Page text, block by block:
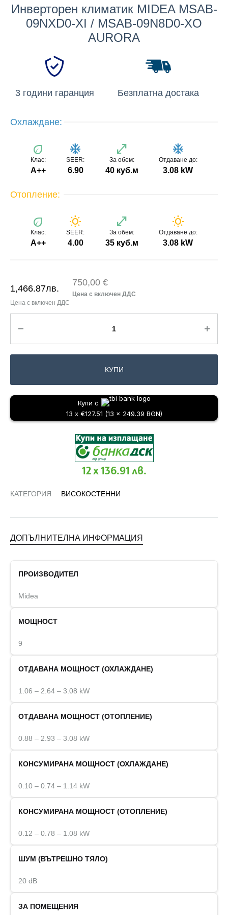
Инверторен климатик MIDEA MSAB-
09NXD0-XI / MSAB-09N8D0-XO
AURORA
3 години гаранция Безплатна достака
Охлаждане:
eco
Клас:
A++
ac_unit
SEER:
6.90
open_in_full
За обем:
40 куб.м
ac_unit
Отдаване до:
3.08 kW
Отопление:
eco
Клас:
А++
wb_sunny
SEER:
4.00
open_in_full
За обем:
35 куб.м
wb_sunny
Отдаване до:
3.08 kW
1,466.87лв.
750,00 €
КУПИ
Купи с
13 x €127.51 (13 x 249.39 BGN)
12 x 136.91 лв.
КАТЕГОРИЯ ВИСОКОСТЕННИ
ДОПЪЛНИТЕЛНА ИНФОРМАЦИЯ
ПРОИЗВОДИТЕЛ
Midea
МОЩНОСТ
9
ОТДАВАНА МОЩНОСТ (ОХЛАЖДАНЕ)
1.06 – 2.64 – 3.08 kW
ОТДАВАНА МОЩНОСТ (ОТОПЛЕНИЕ)
0.88 – 2.93 – 3.08 kW
КОНСУМИРАНА МОЩНОСТ (ОХЛАЖДАНЕ)
0.10 – 0.74 – 1.14 kW
КОНСУМИРАНА МОЩНОСТ (ОТОПЛЕНИЕ)
0.12 – 0.78 – 1.08 kW
ШУМ (ВЪТРЕШНО ТЯЛО)
20 dB
ЗА ПОМЕЩЕНИЯ